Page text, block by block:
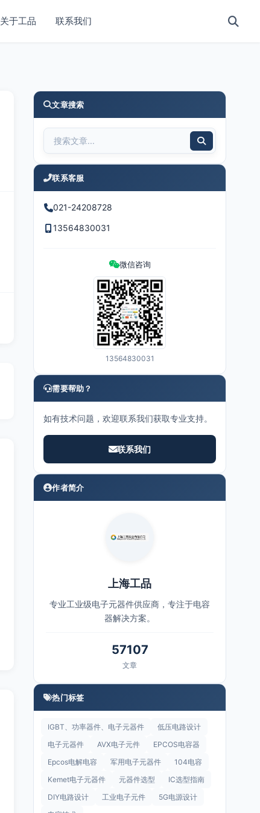
关于工品 联系我们
文章搜索
联系客服
021-24208728
13564830031
微信咨询
13564830031
需要帮助？
如有技术问题，欢迎联系我们获取专业支持。
联系我们
作者简介
上海工品
专业工业级电子元器件供应商，专注于电容
器解决方案。
57107
文章
热门标签
IGBT、功率器件、电子元器件
低压电路设计
电子元器件
AVX电子元件
EPCOS电容器
Epcos电解电容
军用电子元器件
104电容
Kemet电子元器件
元器件选型
IC选型指南
DIY电路设计
工业电子元件
5G电源设计